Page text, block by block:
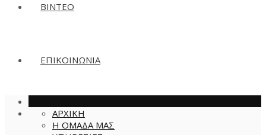
ΒΙΝΤΕΟ
ΕΠΙΚΟΙΝΩΝΙΑ
ΑΡΧΙΚΗ
Η ΟΜΑΔΑ ΜΑΣ